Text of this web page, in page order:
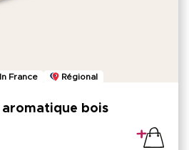
France Régional
bois